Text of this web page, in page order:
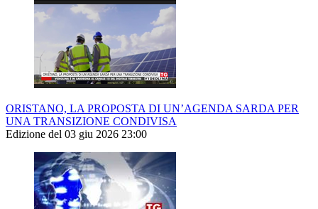
ORISTANO, LA PROPOSTA DI UN’AGENDA SARDA PER
UNA TRANSIZIONE CONDIVISA
Edizione del 03 giu 2026 23:00